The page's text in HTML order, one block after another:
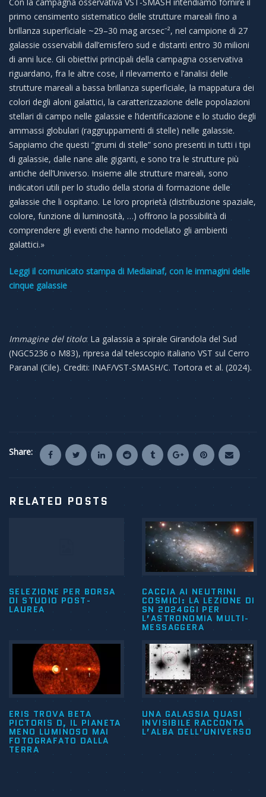
primo censimento sistematico delle strutture mareali fino a
brillanza superficiale ~29–30 mag arcsec⁻², nel campione di 27
galassie osservabili dall’emisfero sud e distanti entro 30 milioni
di anni luce. Gli obiettivi principali della campagna osservativa
riguardano, fra le altre cose, il rilevamento e l’analisi delle
strutture mareali a bassa brillanza superficiale, la mappatura dei
colori degli aloni galattici, la caratterizzazione delle popolazioni
stellari di campo nelle galassie e l’identificazione e lo studio degli
ammassi globulari (raggruppamenti di stelle) nelle galassie.
Sappiamo che questi “grumi di stelle” sono presenti in tutti i tipi
di galassie, dalle nane alle giganti, e sono tra le strutture più
antiche dell’Universo. Insieme alle strutture mareali, sono
indicatori utili per lo studio della storia di formazione delle
galassie che li ospitano. Le loro proprietà (distribuzione spaziale,
colore, funzione di luminosità, …) offrono la possibilità di
comprendere gli eventi che hanno modellato gli ambienti
galattici.»
Leggi il comunicato stampa di Mediainaf, con le immagini delle
cinque galassie
Immagine del titolo: La galassia a spirale Girandola del Sud
(NGC5236 o M83), ripresa dal telescopio italiano VST sul Cerro
Paranal (Cile). Crediti: INAF/VST-SMASH/C. Tortora et al. (2024).
Share:
RELATED POSTS
SELEZIONE PER BORSA
DI STUDIO POST-
LAUREA
CACCIA AI NEUTRINI
COSMICI: LA LEZIONE DI
SN 2024GGI PER
L’ASTRONOMIA MULTI-
MESSAGGERA
ERIS TROVA BETA
PICTORIS D, IL PIANETA
MENO LUMINOSO MAI
FOTOGRAFATO DALLA
TERRA
UNA GALASSIA QUASI
INVISIBILE RACCONTA
L’ALBA DELL’UNIVERSO